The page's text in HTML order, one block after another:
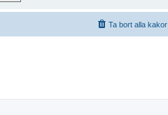
Ta bort alla kakor